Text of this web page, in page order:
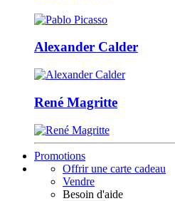
Alexander Calder
René Magritte
Promotions
Offrir une carte cadeau
Vendre
Besoin d'aide